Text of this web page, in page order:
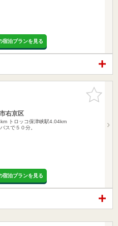
宿泊プランを見る
お気に入
りに追加
右京区
トロッコ保津峡駅4.04km
スで５０分。
宿泊プランを見る